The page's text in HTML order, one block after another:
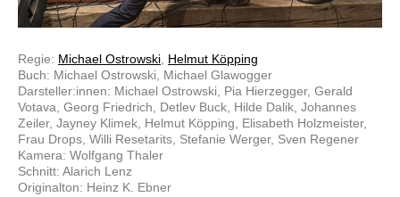
Regie: Michael Ostrowski Helmut Köpping
Buch: Michael Ostrowski, Michael Glawogger
Darsteller:innen: Michael Ostrowski, Pia Hierzegger, Gerald
Votava, Georg Friedrich, Detlev Buck, Hilde Dalik, Johannes
Zeiler, Jayney Klimek, Helmut Köpping, Elisabeth Holzmeister,
Frau Drops, Willi Resetarits, Stefanie Werger, Sven Regener
Kamera: Wolfgang Thaler
Schnitt: Alarich Lenz
Originalton: Heinz K. Ebner